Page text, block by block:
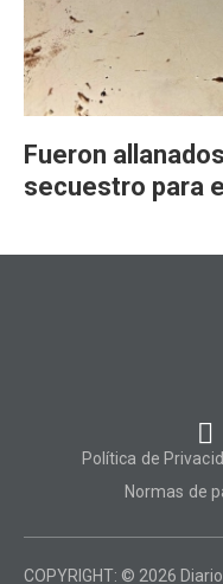
Fueron
secuestro para
Política de
Normas de
COPYRIGHT: © 2026